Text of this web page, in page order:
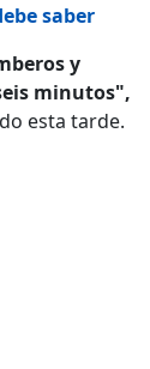
saber
y
minutos",
esta tarde.